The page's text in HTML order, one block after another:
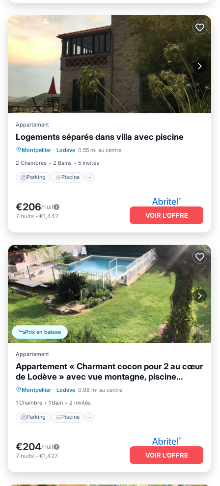
Appartement
Logements séparés dans villa avec piscine
Montpellier · Lodeve 0.55 mi au centre
2 Chambres
2 Bains 5 Invités
Parking Piscine
Parking Piscine
Balcon/Terrasse
Cuisine
€206/nuit
7 nuits - €1,442 VOIR L’OFFRE
Prix en baisse
Appartement
Appartement « Charmant cocon pour 2 au cœur
de Lodève » avec vue montagne, piscine
partagée et Wi-Fi
Montpellier · Lodeve 0.98 mi au centre
1 Chambre
1 Bain 2 Invités
Parking Piscine
Parking Piscine
Balcon/Terrasse
Cuisine
€204/nuit
7 nuits - €1,427 VOIR L’OFFRE